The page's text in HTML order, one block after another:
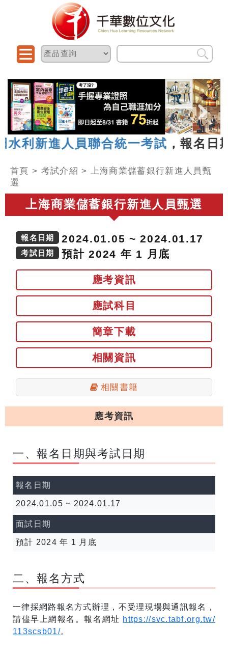
員聯合統一考試，報名日期
首頁 > 考試介紹 >
上海商業儲蓄銀行新進人員甄
選
上海商業儲蓄銀行新進人員甄選
報名日期 2024.01.05 ~ 2024.01.17
考試日期 預計 2024 年 1 月底
應考資訊
應試科目
簡章下載
相關資訊
相關書籍
應考資訊
一、報名日期與考試日期
報名日期
2024.01.05 ~ 2024.01.17
面試日期
預計 2024 年 1 月底
二、報名方式
一律採網路報名方式辦理，不受理現場與通訊報名，
請儘早上網報名。報名網址 https://svc.tabf.org.tw/
113scsb01/。